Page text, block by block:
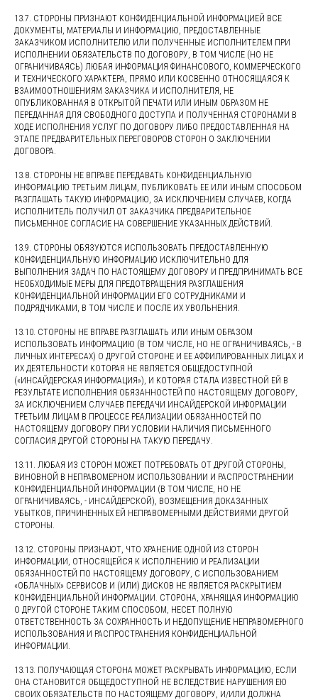
13.7. СТОРОНЫ ПРИЗНАЮТ КОНФИДЕНЦИАЛЬНОЙ ИНФОРМАЦИЕЙ ВСЕ
ДОКУМЕНТЫ, МАТЕРИАЛЫ И ИНФОРМАЦИЮ, ПРЕДОСТАВЛЕННЫЕ
ЗАКАЗЧИКОМ ИСПОЛНИТЕЛЮ ИЛИ ПОЛУЧЕННЫЕ ИСПОЛНИТЕЛЕМ ПРИ
ИСПОЛНЕНИИ ОБЯЗАТЕЛЬСТВ ПО ДОГОВОРУ, В ТОМ ЧИСЛЕ (НО НЕ
ОГРАНИЧИВАЯСЬ) ЛЮБАЯ ИНФОРМАЦИЯ ФИНАНСОВОГО, КОММЕРЧЕСКОГО
И ТЕХНИЧЕСКОГО ХАРАКТЕРА, ПРЯМО ИЛИ КОСВЕННО ОТНОСЯЩАЯСЯ К
ВЗАИМООТНОШЕНИЯМ ЗАКАЗЧИКА И ИСПОЛНИТЕЛЯ, НЕ
ОПУБЛИКОВАННАЯ В ОТКРЫТОЙ ПЕЧАТИ ИЛИ ИНЫМ ОБРАЗОМ НЕ
ПЕРЕДАННАЯ ДЛЯ СВОБОДНОГО ДОСТУПА И ПОЛУЧЕННАЯ СТОРОНАМИ В
ХОДЕ ИСПОЛНЕНИЯ УСЛУГ ПО ДОГОВОРУ ЛИБО ПРЕДОСТАВЛЕННАЯ НА
ЭТАПЕ ПРЕДВАРИТЕЛЬНЫХ ПЕРЕГОВОРОВ СТОРОН О ЗАКЛЮЧЕНИИ
ДОГОВОРА.
13.8. СТОРОНЫ НЕ ВПРАВЕ ПЕРЕДАВАТЬ КОНФИДЕНЦИАЛЬНУЮ
ИНФОРМАЦИЮ ТРЕТЬИМ ЛИЦАМ, ПУБЛИКОВАТЬ ЕЕ ИЛИ ИНЫМ СПОСОБОМ
РАЗГЛАШАТЬ ТАКУЮ ИНФОРМАЦИЮ, ЗА ИСКЛЮЧЕНИЕМ СЛУЧАЕВ, КОГДА
ИСПОЛНИТЕЛЬ ПОЛУЧИЛ ОТ ЗАКАЗЧИКА ПРЕДВАРИТЕЛЬНОЕ
ПИСЬМЕННОЕ СОГЛАСИЕ НА СОВЕРШЕНИЕ УКАЗАННЫХ ДЕЙСТВИЙ.
13.9. СТОРОНЫ ОБЯЗУЮТСЯ ИСПОЛЬЗОВАТЬ ПРЕДОСТАВЛЕННУЮ
КОНФИДЕНЦИАЛЬНУЮ ИНФОРМАЦИЮ ИСКЛЮЧИТЕЛЬНО ДЛЯ
ВЫПОЛНЕНИЯ ЗАДАЧ ПО НАСТОЯЩЕМУ ДОГОВОРУ И ПРЕДПРИНИМАТЬ ВСЕ
НЕОБХОДИМЫЕ МЕРЫ ДЛЯ ПРЕДОТВРАЩЕНИЯ РАЗГЛАШЕНИЯ
КОНФИДЕНЦИАЛЬНОЙ ИНФОРМАЦИИ ЕГО СОТРУДНИКАМИ И
ПОДРЯДЧИКАМИ, В ТОМ ЧИСЛЕ И ПОСЛЕ ИХ УВОЛЬНЕНИЯ.
13.10. СТОРОНЫ НЕ ВПРАВЕ РАЗГЛАШАТЬ ИЛИ ИНЫМ ОБРАЗОМ
ИСПОЛЬЗОВАТЬ ИНФОРМАЦИЮ (В ТОМ ЧИСЛЕ, НО НЕ ОГРАНИЧИВАЯСЬ, - В
ЛИЧНЫХ ИНТЕРЕСАХ) О ДРУГОЙ СТОРОНЕ И ЕЕ АФФИЛИРОВАННЫХ ЛИЦАХ И
ИХ ДЕЯТЕЛЬНОСТИ КОТОРАЯ НЕ ЯВЛЯЕТСЯ ОБЩЕДОСТУПНОЙ
(«ИНСАЙДЕРСКАЯ ИНФОРМАЦИЯ»), И КОТОРАЯ СТАЛА ИЗВЕСТНОЙ ЕЙ В
РЕЗУЛЬТАТЕ ИСПОЛНЕНИЯ ОБЯЗАННОСТЕЙ ПО НАСТОЯЩЕМУ ДОГОВОРУ,
ЗА ИСКЛЮЧЕНИЕМ СЛУЧАЕВ ПЕРЕДАЧИ ИНСАЙДЕРСКОЙ ИНФОРМАЦИИ
ТРЕТЬИМ ЛИЦАМ В ПРОЦЕССЕ РЕАЛИЗАЦИИ ОБЯЗАННОСТЕЙ ПО
НАСТОЯЩЕМУ ДОГОВОРУ ПРИ УСЛОВИИ НАЛИЧИЯ ПИСЬМЕННОГО
СОГЛАСИЯ ДРУГОЙ СТОРОНЫ НА ТАКУЮ ПЕРЕДАЧУ.
13.11. ЛЮБАЯ ИЗ СТОРОН МОЖЕТ ПОТРЕБОВАТЬ ОТ ДРУГОЙ СТОРОНЫ,
ВИНОВНОЙ В НЕПРАВОМЕРНОМ ИСПОЛЬЗОВАНИИ И РАСПРОСТРАНЕНИИ
КОНФИДЕНЦИАЛЬНОЙ ИНФОРМАЦИИ (В ТОМ ЧИСЛЕ, НО НЕ
ОГРАНИЧИВАЯСЬ, - ИНСАЙДЕРСКОЙ), ВОЗМЕЩЕНИЯ ДОКАЗАННЫХ
УБЫТКОВ, ПРИЧИНЕННЫХ ЕЙ НЕПРАВОМЕРНЫМИ ДЕЙСТВИЯМИ ДРУГОЙ
СТОРОНЫ.
13.12. СТОРОНЫ ПРИЗНАЮТ, ЧТО ХРАНЕНИЕ ОДНОЙ ИЗ СТОРОН
ИНФОРМАЦИИ, ОТНОСЯЩЕЙСЯ К ИСПОЛНЕНИЮ И РЕАЛИЗАЦИИ
ОБЯЗАННОСТЕЙ ПО НАСТОЯЩЕМУ ДОГОВОРУ, С ИСПОЛЬЗОВАНИЕМ
«ОБЛАЧНЫХ» СЕРВИСОВ И (ИЛИ) ДИСКОВ НЕ ЯВЛЯЕТСЯ РАСКРЫТИЕМ
КОНФИДЕНЦИАЛЬНОЙ ИНФОРМАЦИИ. СТОРОНА, ХРАНЯЩАЯ ИНФОРМАЦИЮ
О ДРУГОЙ СТОРОНЕ ТАКИМ СПОСОБОМ, НЕСЕТ ПОЛНУЮ
ОТВЕТСТВЕННОСТЬ ЗА СОХРАННОСТЬ И НЕДОПУЩЕНИЕ НЕПРАВОМЕРНОГО
ИСПОЛЬЗОВАНИЯ И РАСПРОСТРАНЕНИЯ КОНФИДЕНЦИАЛЬНОЙ
ИНФОРМАЦИИ.
13.13. ПОЛУЧАЮЩАЯ СТОРОНА МОЖЕТ РАСКРЫВАТЬ ИНФОРМАЦИЮ, ЕСЛИ
ОНА СТАНОВИТСЯ ОБЩЕДОСТУПНОЙ НЕ ВСЛЕДСТВИЕ НАРУШЕНИЯ ЕЮ
СВОИХ ОБЯЗАТЕЛЬСТВ ПО НАСТОЯЩЕМУ ДОГОВОРУ, И/ИЛИ ДОЛЖНА